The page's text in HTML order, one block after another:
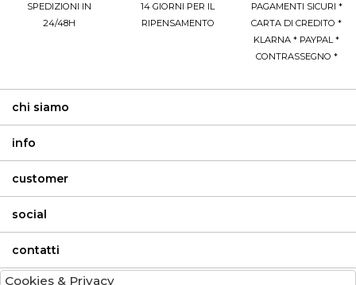
SPEDIZIONI IN
24/48H
14 GIORNI PER IL
RIPENSAMENTO
PAGAMENTI SICURI *
CARTA DI CREDITO *
KLARNA * PAYPAL *
CONTRASSEGNO *
chi siamo
info
customer
social
contatti
Cookies & Privacy